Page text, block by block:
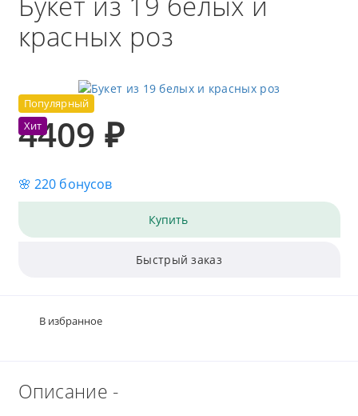
красных роз
Популярный
Хит
4409 ₽
🌸 220 бонусов
Купить
Быстрый заказ
В избранное
Описание -